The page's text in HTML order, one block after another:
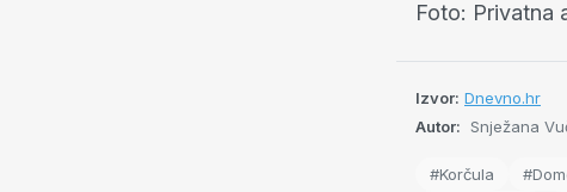
Foto: Privatna
Izvor: Dnevno.hr
Autor: Snježana
#Korčula